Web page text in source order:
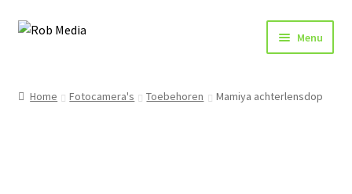
Ga
Ga
Menu
Home Fotocamera's Toebehoren Mamiya achterlensdop